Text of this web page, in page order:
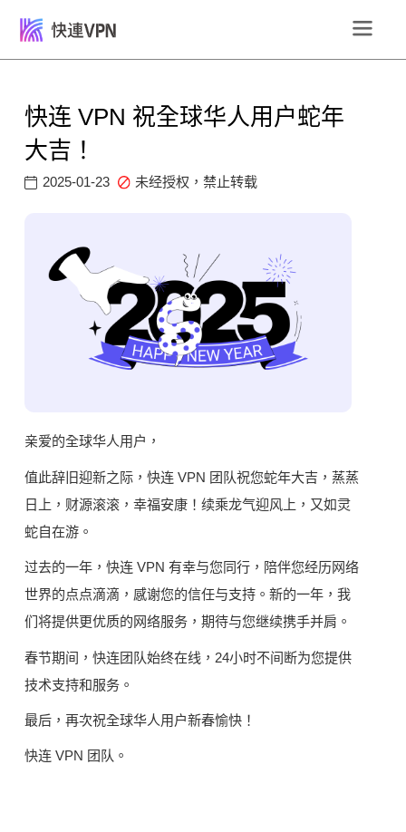
快连 VPN 祝全球华人用户蛇年
大吉！
2025-01-23 未经授权，禁止转载
亲爱的全球华人用户，
值此辞旧迎新之际，快连 VPN 团队祝您蛇年大吉，蒸蒸
日上，财源滚滚，幸福安康！续乘龙气迎风上，又如灵
蛇自在游。
过去的一年，快连 VPN 有幸与您同行，陪伴您经历网络
世界的点点滴滴，感谢您的信任与支持。新的一年，我
们将提供更优质的网络服务，期待与您继续携手并肩。
春节期间，快连团队始终在线，24小时不间断为您提供
技术支持和服务。
最后，再次祝全球华人用户新春愉快！
快连 VPN 团队。